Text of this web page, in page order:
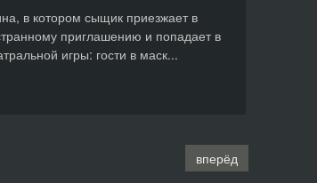
в котором сыщик приезжает в
приглашению и попадает в
игры: гости в маск...
вперёд